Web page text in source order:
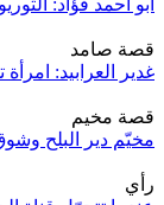
قصة صامد
غدير العرابيد:
قصة مخيم
مخيّم دير البلح وشوق
رأي